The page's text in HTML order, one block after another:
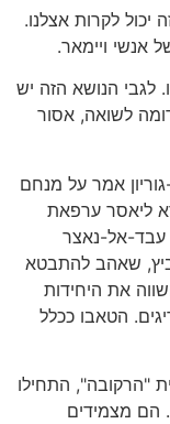
יכול לקרות אצלנו.
אנשי ויימאר.
לגבי הנושא הזה יש
לשואה, אסור
אמר על מנחם
ליאסר ערפאת
עבד-אל-נאצר
שאהב להתבטא
את היחידות
הטאבו ככלל
"הרקובה", התחילו
הם מצמידים